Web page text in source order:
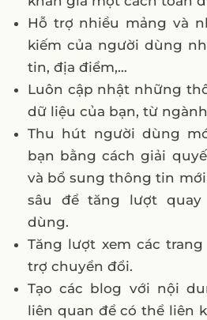
Hỗ trợ nhiều mảng và
kiếm của người dùng
tin, địa điểm,…
Luôn cập nhật những
dữ liệu của bạn, từ
Thu hút người dùng
bạn bằng cách giải
và bổ sung thông tin
sâu để tăng lượt
dùng.
Tăng lượt xem các
trợ chuyển đổi.
Tạo các blog với nội
liên quan để có thể liên